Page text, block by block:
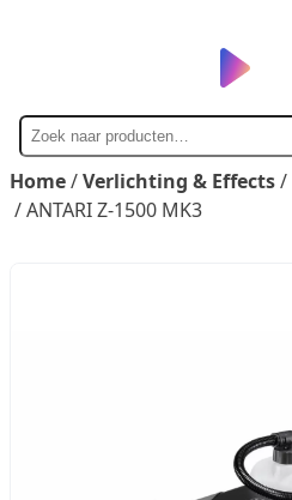
Zoek
naar
Home/Verlichting & Effects/
/ ANTARI Z-1500 MK3